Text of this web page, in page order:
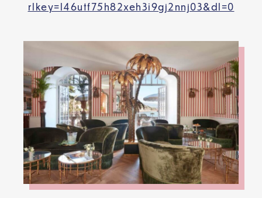
rlkey=l46utf75h82xeh3i9gj2nnj03&dl=0